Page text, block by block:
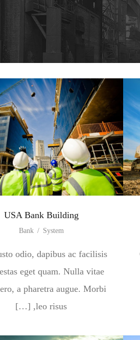
USA Bank Building
Bank / System
odio, dapibus ac facilisis
eget quam. Nulla vitae
a pharetra augue. Morbi
leo risus, […]